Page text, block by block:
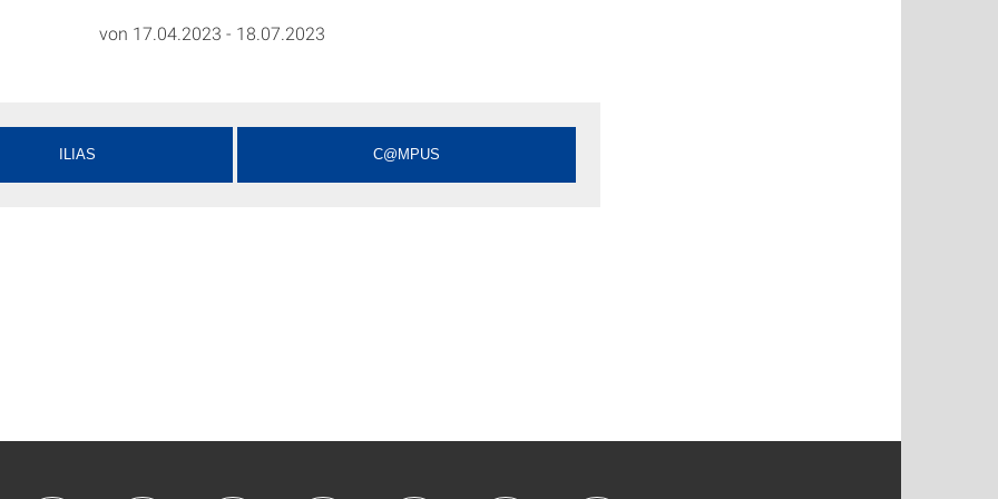
von 17.04.2023 - 18.07.2023
ILIAS C@MPUS